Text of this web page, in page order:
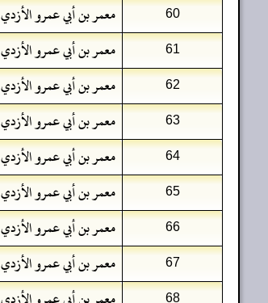
60 معمر بن أبي عمرو الأزدي
61 معمر بن أبي عمرو الأزدي
62 معمر بن أبي عمرو الأزدي
63 معمر بن أبي عمرو الأزدي
64 معمر بن أبي عمرو الأزدي
65 معمر بن أبي عمرو الأزدي
66 معمر بن أبي عمرو الأزدي
67 معمر بن أبي عمرو الأزدي
68